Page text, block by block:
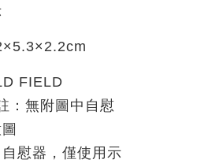
FIELD
：無附圖中自慰
慰器，僅使用示